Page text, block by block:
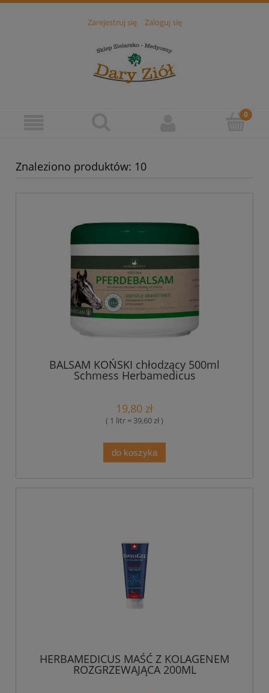
Zarejestruj się Zaloguj się
Znaleziono produktów: 10
BALSAM KOŃSKI chłodzący 500ml
Schmess Herbamedicus
19,80 zł
( 1 litr = 39,60 zł )
do koszyka
HERBAMEDICUS MAŚĆ Z KOLAGENEM
ROZGRZEWAJĄCA 200ML